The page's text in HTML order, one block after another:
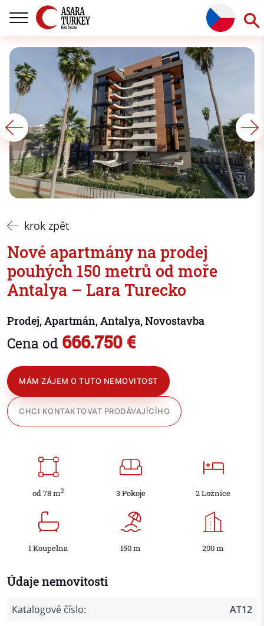
krok zpět
Nové apartmány na prodej
pouhých 150 metrů od moře
Antalya – Lara Turecko
Prodej, Apartmán, Antalya, Novostavba
Cena od 666.750 €
MÁM ZÁJEM O TUTO NEMOVITOST
CHCI KONTAKTOVAT PRODÁVAJÍCÍHO
od 78 m2 3 Pokoje 2 Ložnice
1 Koupelna 150 m 200 m
Údaje nemovitosti
Katalogové číslo:
AT12